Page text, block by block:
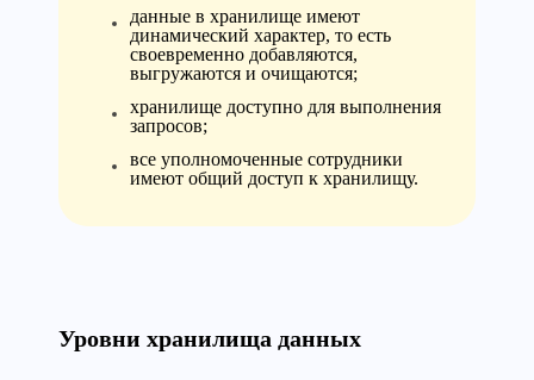
данные в хранилище имеют
динамический характер, то есть
своевременно добавляются,
выгружаются и очищаются;
хранилище доступно для выполнения
запросов;
все уполномоченные сотрудники
имеют общий доступ к хранилищу.
Уровни хранилища данных